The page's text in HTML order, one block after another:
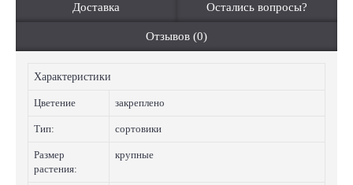
Доставка Остались вопросы?
Отзывов (0)
Характеристики
Цветение закреплено
Тип: сортовики
Размер
растения:
крупные